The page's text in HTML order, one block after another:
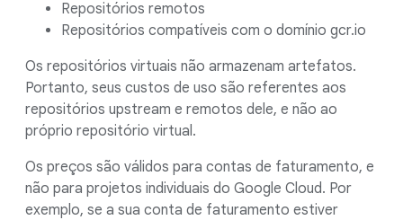
Repositórios remotos
Repositórios compatíveis com o domínio gcr.io
Os repositórios virtuais não armazenam artefatos.
Portanto, seus custos de uso são referentes aos
repositórios upstream e remotos dele, e não ao
próprio repositório virtual.
Os preços são válidos para contas de faturamento, e
não para projetos individuais do Google Cloud. Por
exemplo, se a sua conta de faturamento estiver